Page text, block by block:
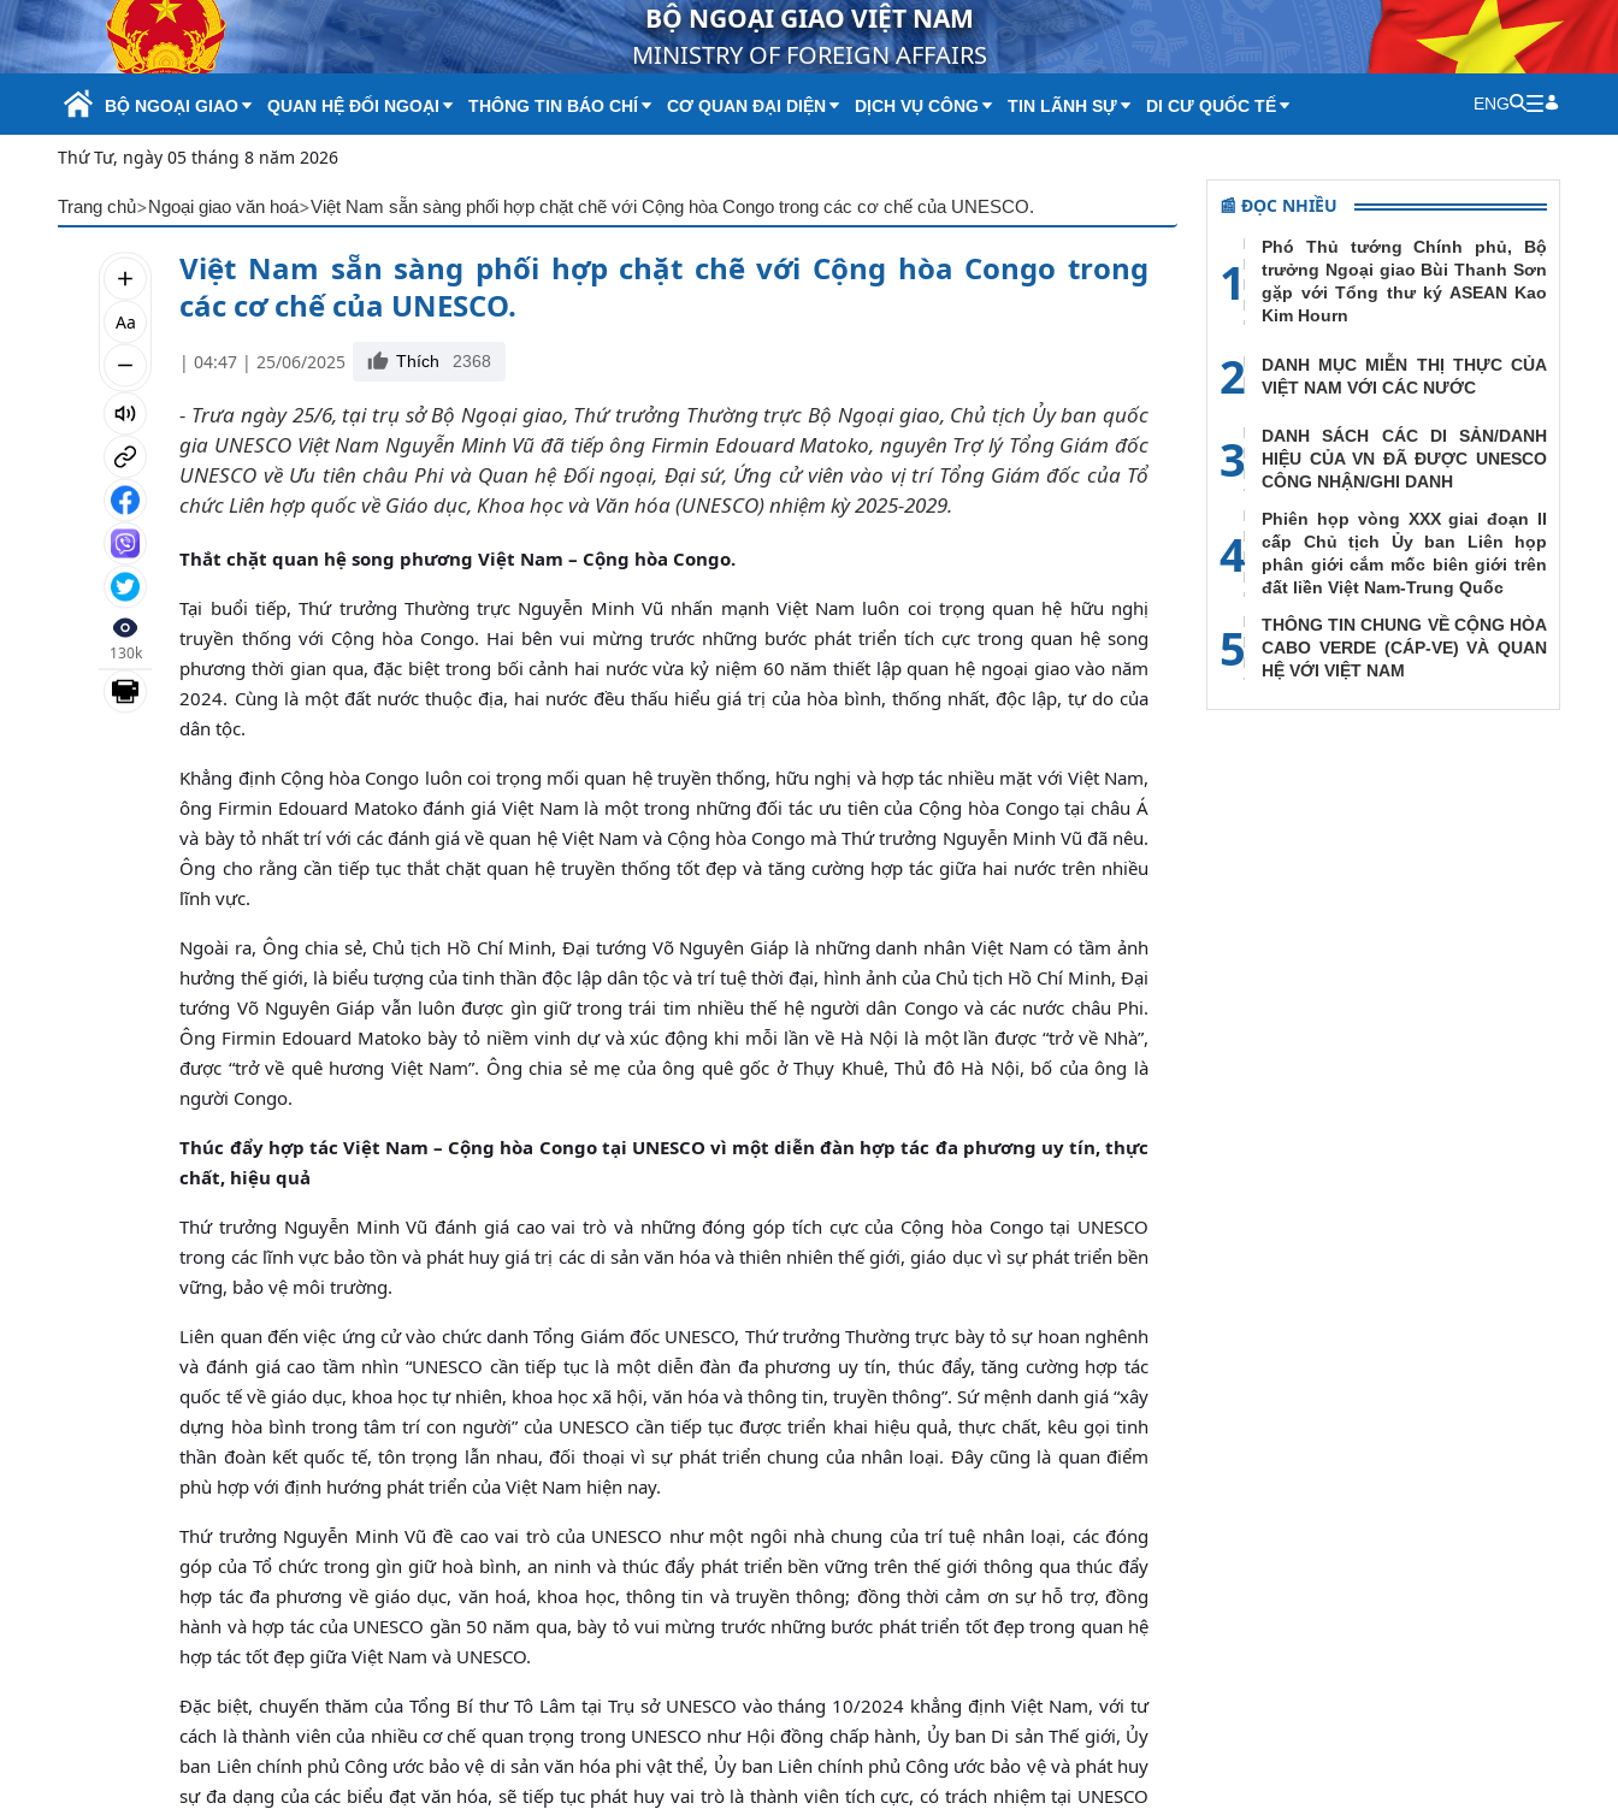
Skip to Main Content BỘ NGOẠI GIAO VIỆT NAM
MINISTRY OF FOREIGN AFFAIRS
BỘ NGOẠI GIAO QUAN HỆ ĐỐI NGOẠI THÔNG TIN BÁO CHÍ CƠ QUAN ĐẠI DIỆN DỊCH VỤ CÔNG TIN LÃNH SỰ DI CƯ QUỐC TẾ ENG
Thứ Tư, ngày 05 tháng 8 năm 2026
Trang chủ>Ngoại giao văn hoá>Việt Nam sẵn sàng phối hợp chặt chẽ với Cộng hòa Congo trong các cơ chế của UNESCO.
Aa
130k
Việt Nam sẵn sàng phối hợp chặt chẽ với Cộng hòa Congo trong
các cơ chế của UNESCO.
| 04:47 | 25/06/2025 Thích 2368
- Trưa ngày 25/6, tại trụ sở Bộ Ngoại giao, Thứ trưởng Thường trực Bộ Ngoại giao, Chủ tịch Ủy ban quốc
gia UNESCO Việt Nam Nguyễn Minh Vũ đã tiếp ông Firmin Edouard Matoko, nguyên Trợ lý Tổng Giám đốc
UNESCO về Ưu tiên châu Phi và Quan hệ Đối ngoại, Đại sứ, Ứng cử viên vào vị trí Tổng Giám đốc của Tổ
chức Liên hợp quốc về Giáo dục, Khoa học và Văn hóa (UNESCO) nhiệm kỳ 2025-2029.
Thắt chặt quan hệ song phương Việt Nam – Cộng hòa Congo.
Tại buổi tiếp, Thứ trưởng Thường trực Nguyễn Minh Vũ nhấn mạnh Việt Nam luôn coi trọng quan hệ hữu nghị
truyền thống với Cộng hòa Congo. Hai bên vui mừng trước những bước phát triển tích cực trong quan hệ song
phương thời gian qua, đặc biệt trong bối cảnh hai nước vừa kỷ niệm 60 năm thiết lập quan hệ ngoại giao vào năm
2024. Cùng là một đất nước thuộc địa, hai nước đều thấu hiểu giá trị của hòa bình, thống nhất, độc lập, tự do của
dân tộc.
Khẳng định Cộng hòa Congo luôn coi trọng mối quan hệ truyền thống, hữu nghị và hợp tác nhiều mặt với Việt Nam,
ông Firmin Edouard Matoko đánh giá Việt Nam là một trong những đối tác ưu tiên của Cộng hòa Congo tại châu Á
và bày tỏ nhất trí với các đánh giá về quan hệ Việt Nam và Cộng hòa Congo mà Thứ trưởng Nguyễn Minh Vũ đã nêu.
Ông cho rằng cần tiếp tục thắt chặt quan hệ truyền thống tốt đẹp và tăng cường hợp tác giữa hai nước trên nhiều
lĩnh vực.
Ngoài ra, Ông chia sẻ, Chủ tịch Hồ Chí Minh, Đại tướng Võ Nguyên Giáp là những danh nhân Việt Nam có tầm ảnh
hưởng thế giới, là biểu tượng của tinh thần độc lập dân tộc và trí tuệ thời đại, hình ảnh của Chủ tịch Hồ Chí Minh, Đại
tướng Võ Nguyên Giáp vẫn luôn được gìn giữ trong trái tim nhiều thế hệ người dân Congo và các nước châu Phi.
Ông Firmin Edouard Matoko bày tỏ niềm vinh dự và xúc động khi mỗi lần về Hà Nội là một lần được “trở về Nhà”,
được “trở về quê hương Việt Nam”. Ông chia sẻ mẹ của ông quê gốc ở Thụy Khuê, Thủ đô Hà Nội, bố của ông là
người Congo.
Thúc đẩy hợp tác Việt Nam – Cộng hòa Congo tại UNESCO vì một diễn đàn hợp tác đa phương uy tín, thực
chất, hiệu quả
Thứ trưởng Nguyễn Minh Vũ đánh giá cao vai trò và những đóng góp tích cực của Cộng hòa Congo tại UNESCO
trong các lĩnh vực bảo tồn và phát huy giá trị các di sản văn hóa và thiên nhiên thế giới, giáo dục vì sự phát triển bền
vững, bảo vệ môi trường.
Liên quan đến việc ứng cử vào chức danh Tổng Giám đốc UNESCO, Thứ trưởng Thường trực bày tỏ sự hoan nghênh
và đánh giá cao tầm nhìn “UNESCO cần tiếp tục là một diễn đàn đa phương uy tín, thúc đẩy, tăng cường hợp tác
quốc tế về giáo dục, khoa học tự nhiên, khoa học xã hội, văn hóa và thông tin, truyền thông”. Sứ mệnh danh giá “xây
dựng hòa bình trong tâm trí con người” của UNESCO cần tiếp tục được triển khai hiệu quả, thực chất, kêu gọi tinh
thần đoàn kết quốc tế, tôn trọng lẫn nhau, đối thoại vì sự phát triển chung của nhân loại. Đây cũng là quan điểm
phù hợp với định hướng phát triển của Việt Nam hiện nay.
Thứ trưởng Nguyễn Minh Vũ đề cao vai trò của UNESCO như một ngôi nhà chung của trí tuệ nhân loại, các đóng
góp của Tổ chức trong gìn giữ hoà bình, an ninh và thúc đẩy phát triển bền vững trên thế giới thông qua thúc đẩy
hợp tác đa phương về giáo dục, văn hoá, khoa học, thông tin và truyền thông; đồng thời cảm ơn sự hỗ trợ, đồng
hành và hợp tác của UNESCO gần 50 năm qua, bày tỏ vui mừng trước những bước phát triển tốt đẹp trong quan hệ
hợp tác tốt đẹp giữa Việt Nam và UNESCO.
Đặc biệt, chuyến thăm của Tổng Bí thư Tô Lâm tại Trụ sở UNESCO vào tháng 10/2024 khẳng định Việt Nam, với tư
cách là thành viên của nhiều cơ chế quan trọng trong UNESCO như Hội đồng chấp hành, Ủy ban Di sản Thế giới, Ủy
ban Liên chính phủ Công ước bảo vệ di sản văn hóa phi vật thể, Ủy ban Liên chính phủ Công ước bảo vệ và phát huy
sự đa dạng của các biểu đạt văn hóa, sẽ tiếp tục phát huy vai trò là thành viên tích cực, có trách nhiệm tại UNESCO
📰 ĐỌC NHIỀU
1
Phó Thủ tướng Chính phủ, Bộ
trưởng Ngoại giao Bùi Thanh Sơn
gặp với Tổng thư ký ASEAN Kao
Kim Hourn
2
DANH MỤC MIỄN THỊ THỰC CỦA
VIỆT NAM VỚI CÁC NƯỚC
3
DANH SÁCH CÁC DI SẢN/DANH
HIỆU CỦA VN ĐÃ ĐƯỢC UNESCO
CÔNG NHẬN/GHI DANH
4
Phiên họp vòng XXX giai đoạn II
cấp Chủ tịch Ủy ban Liên họp
phân giới cắm mốc biên giới trên
đất liền Việt Nam-Trung Quốc
5
THÔNG TIN CHUNG VỀ CỘNG HÒA
CABO VERDE (CÁP-VE) VÀ QUAN
HỆ VỚI VIỆT NAM